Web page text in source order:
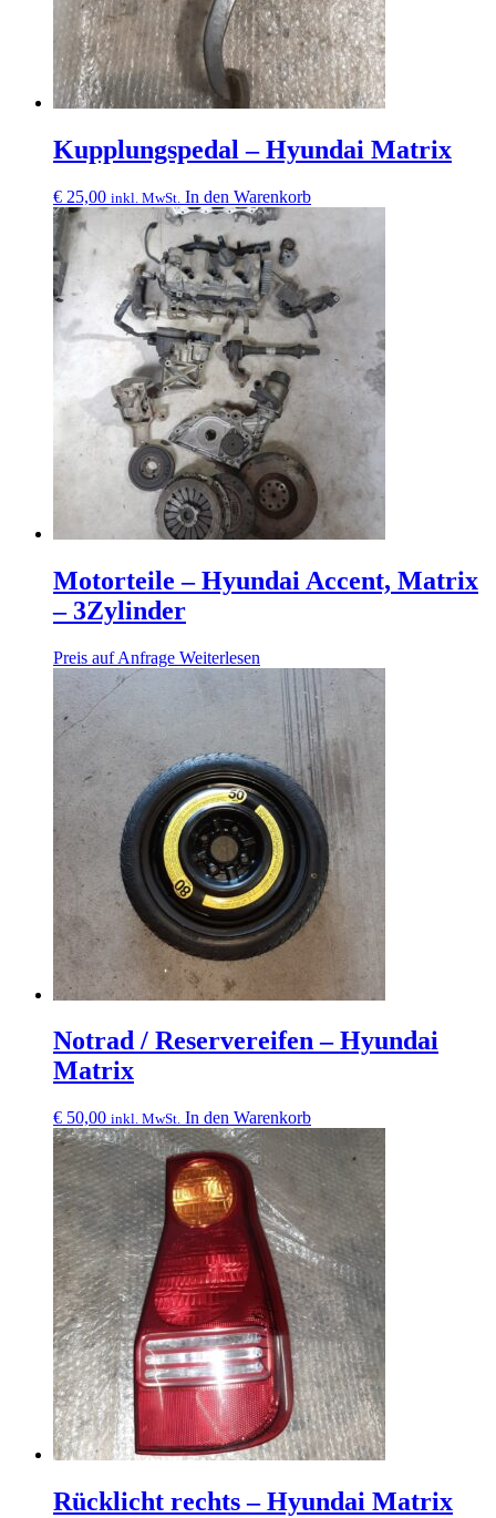
Kupplungspedal – Hyundai Matrix
€ 25,00 inkl. MwSt. In den Warenkorb
Motorteile – Hyundai Accent, Matrix
– 3Zylinder
Preis auf Anfrage Weiterlesen
Notrad / Reservereifen – Hyundai
Matrix
€ 50,00 inkl. MwSt. In den Warenkorb
Rücklicht rechts – Hyundai Matrix